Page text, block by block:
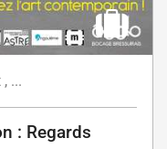
, ...
: Regards